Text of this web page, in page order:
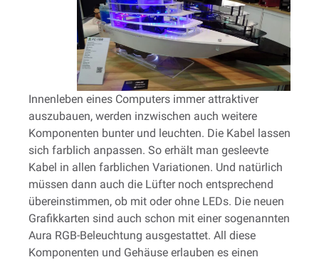
Innenleben eines Computers immer attraktiver
auszubauen, werden inzwischen auch weitere
Komponenten bunter und leuchten. Die Kabel lassen
sich farblich anpassen. So erhält man gesleevte
Kabel in allen farblichen Variationen. Und natürlich
müssen dann auch die Lüfter noch entsprechend
übereinstimmen, ob mit oder ohne LEDs. Die neuen
Grafikkarten sind auch schon mit einer sogenannten
Aura RGB-Beleuchtung ausgestattet. All diese
Komponenten und Gehäuse erlauben es einen